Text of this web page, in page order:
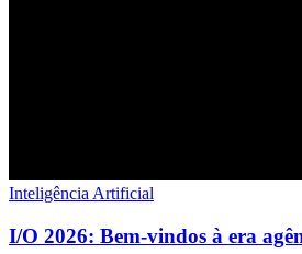
Inteligência Artificial
I/O 2026: Bem-vindos à era